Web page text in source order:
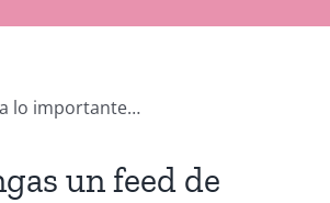
lo importante…
un feed de